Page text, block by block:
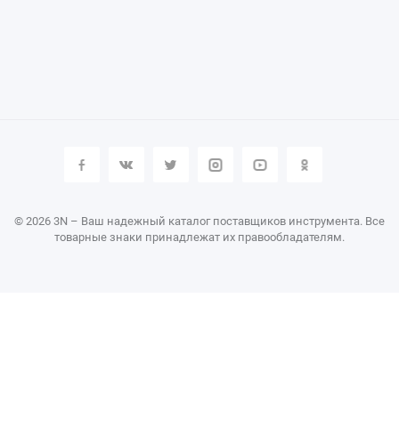
© 2026 3N – Ваш надежный каталог поставщиков инструмента. Все
товарные знаки принадлежат их правообладателям.